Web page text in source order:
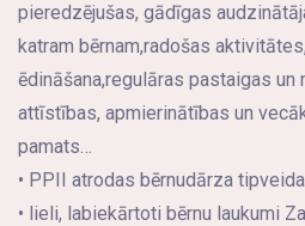
pieredzējušas, gādīgas
katram bērnam,radošas
ēdināšana,regulāras pastaigas
attīstības, apmierinātības un
pamats…
• PPII atrodas bērnudārza
• lieli, labiekārtoti bērnu laukumi